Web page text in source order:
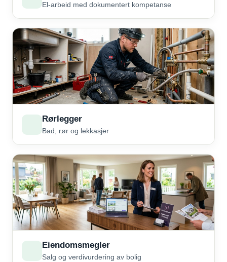
El-arbeid med dokumentert kompetanse
Rørlegger
Bad, rør og lekkasjer
Eiendomsmegler
Salg og verdivurdering av bolig